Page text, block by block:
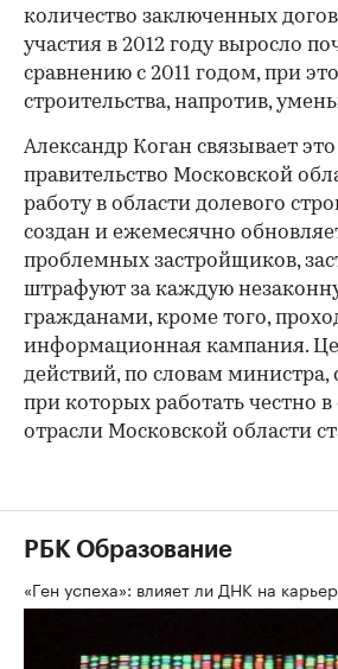
количество заключенных
участия в 2012 году выросло
сравнению с 2011 годом, при
строительства, напротив,
Александр Коган связывает это
правительство Московской
работу в области долевого
создан и ежемесячно
проблемных застройщиков,
штрафуют за каждую
гражданами, кроме того,
информационная кампания.
действий, по словам министра,
при которых работать честно
отрасли Московской области
РБК Образование
«Ген успеха»: влияет ли ДНК на